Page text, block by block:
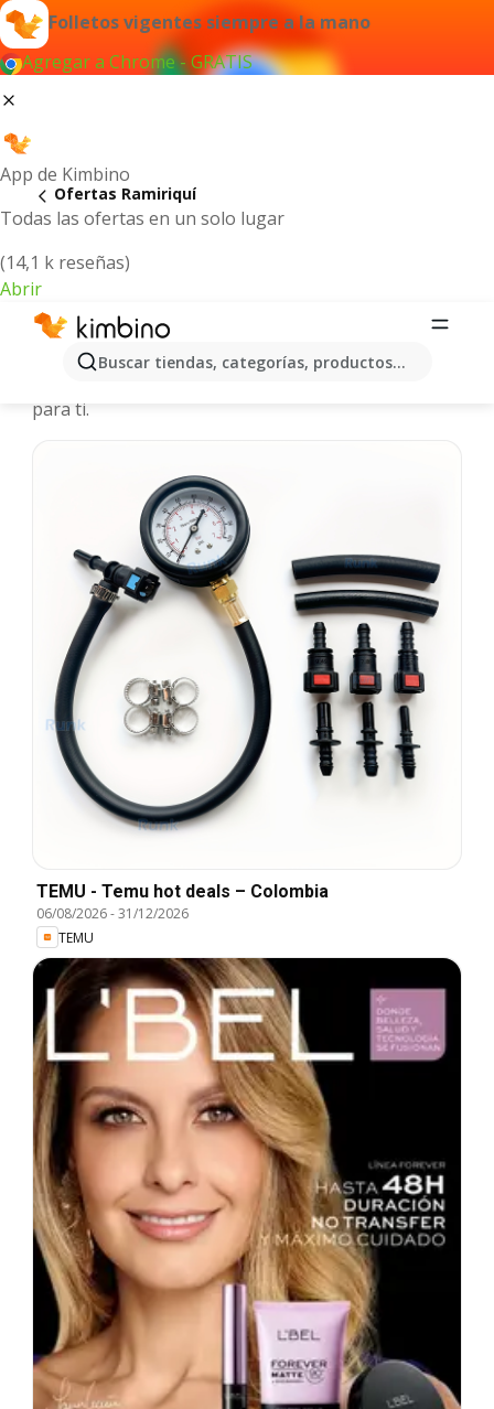
Folletos vigentes siempre a la mano
Agregar a Chrome - GRATIS
App de Kimbino
Todas las ofertas en un solo lugar
(14,1 k reseñas)
Abrir
Buscar tiendas, categorías, productos...
Ofertas Ramiriquí
Ramiriquí - Catálogos de ofertas
para ti.
TEMU - Temu hot deals – Colombia
06/08/2026-31/12/2026
TEMU